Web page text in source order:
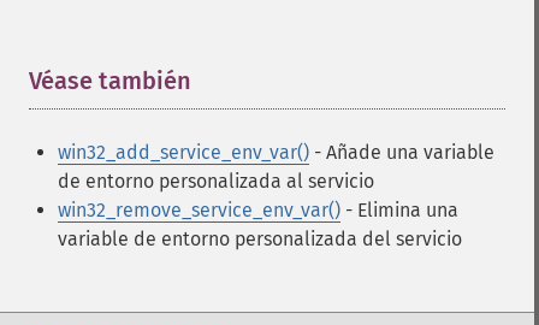
Véase también
win32_add_service_env_var() - Añade una variable
de entorno personalizada al servicio
win32_remove_service_env_var() - Elimina una
variable de entorno personalizada del servicio